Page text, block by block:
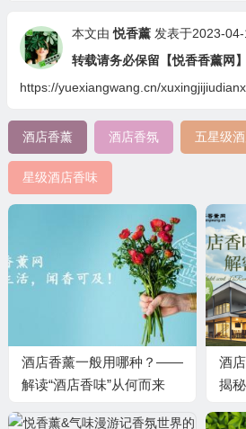
本文由悦香薰 发表于2023-
转载请务必保留【悦香香薰网
https://yuexiangwang.cn/
酒店香薰 酒店香氛 五星级
星级酒店香味
酒店香薰一般用哪种？——
解读“酒店香味”从何而来
酒
揭